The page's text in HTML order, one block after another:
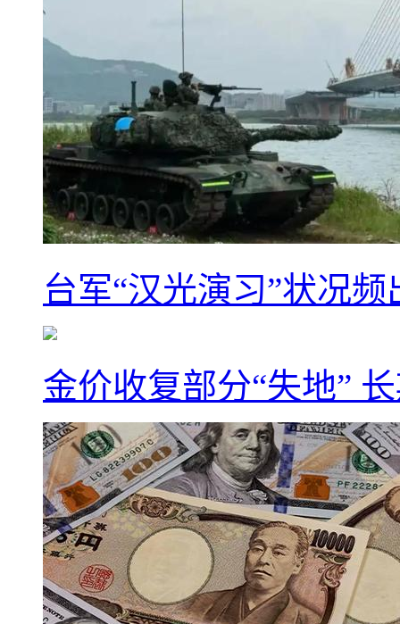
台军“汉光演习”状况
金价收复部分“失地”